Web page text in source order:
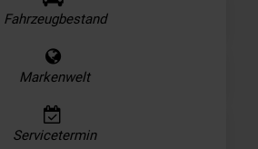
Fahrzeugbestand
Markenwelt
Servicetermin